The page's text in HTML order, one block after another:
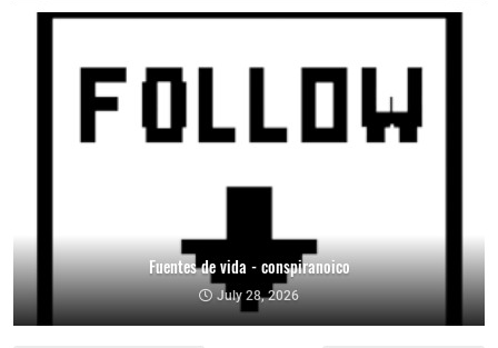
Fuentes de vida - conspiranoico
July 28, 2026